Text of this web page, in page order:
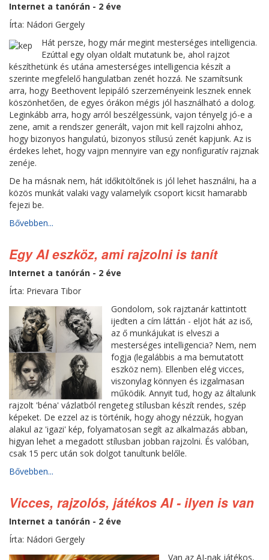
Internet a tanórán - 2 éve
Írta: Nádori Gergely
Hát persze, hogy már megint mesterséges intelligencia.
Ezúttal egy olyan oldalt mutatunk be, ahol rajzot
készíthetünk és utána amesterséges intelligencia készít a
szerinte megfelelő hangulatban zenét hozzá. Ne szamítsunk
arra, hogy Beethovent lepipáló szerzeményeink lesznek ennek
köszönhetően, de egyes órákon mégis jól használható a dolog.
Leginkább arra, hogy arról beszélgessünk, vajon tényelg jó-e a
zene, amit a rendszer generált, vajon mit kell rajzolni ahhoz,
hogy bizonyos hangulatú, bizonyos stílusú zenét kapjunk. Az is
érdekes lehet, hogy vajpn mennyire van egy nonfiguratív rajznak
zenéje.
De ha másnak nem, hát időkitöltőnek is jól lehet használni, ha a
közös munkát valaki vagy valamelyik csoport kicsit hamarabb
fejezi be.
Bővebben...
Egy AI eszköz, ami rajzolni is tanít
Internet a tanórán - 2 éve
Írta: Prievara Tibor
Gondolom, sok rajztanár kattintott
ijedten a cím láttán - eljöt hát az iső,
az ő munkájukat is elveszi a
mesterséges intelligencia? Nem, nem
fogja (legalábbis a ma bemutatott
eszköz nem). Ellenben elég vicces,
viszonylag könnyen és izgalmasan
működik. Annyit tud, hogy az általunk
rajzolt 'béna' vázlatból rengeteg stílusban készít rendes, szép
képeket. De ezzel az is történik, hogy ahogy nézzük, hogyan
alakul az 'igazi' kép, folyamatosan segít az alkalmazás abban,
higyan lehet a megadott stílusban jobban rajzolni. És valóban,
csak 15 perc után sok dolgot tanultunk belőle.
Bővebben...
Vicces, rajzolós, játékos AI - ilyen is van
Internet a tanórán - 2 éve
Írta: Nádori Gergely
Van az AI-nak játékos,